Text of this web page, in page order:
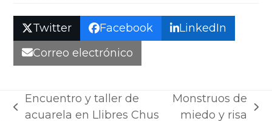
Twitter Facebook
LinkedIn
Correo electrónico
previous
Encuentro y taller de
acuarela en Llibres Chus
next
Monstruos de
miedo y risa